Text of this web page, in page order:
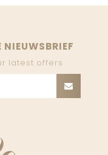
latest offers